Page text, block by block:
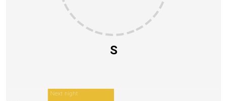
S
Next night